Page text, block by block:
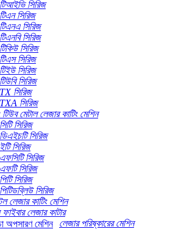
টিআইভি সিরিজ
টিএন সিরিজ
টিএনএ সিরিজ
টিএনবি সিরিজ
টিকিউ সিরিজ
টিএস সিরিজ
টিইউ সিরিজ
টিউবি সিরিজ
TX সিরিজ
TXA সিরিজ
মেটাল লেজার কাটিং মেশিন
সিটি সিরিজ
ডিএইচটি সিরিজ
ইটি সিরিজ
এফসিটি সিরিজ
এফটি সিরিজ
পিটি সিরিজ
পিটিডব্লিউ সিরিজ
লেজার কাটিং মেশিন
লেজার কাটার
লেজার পরিষ্কারের মেশিন